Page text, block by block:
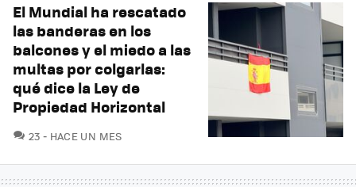
El Mundial ha rescatado
las banderas en los
balcones y el miedo a las
multas por colgarlas:
qué dice la Ley de
Propiedad Horizontal
23 COMENTARIOS
HACE UN MES